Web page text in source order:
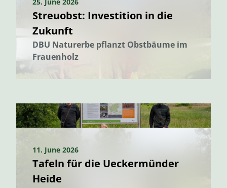
Streuobst: Investition in die
Zukunft
DBU Naturerbe pflanzt Obstbäume im
Frauenholz
11. June 2026
Tafeln für die Ueckermünder
Heide